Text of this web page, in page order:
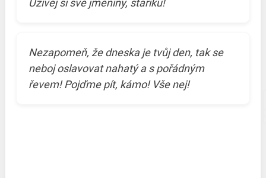
Užívej si své jmeniny, staříku!
Nezapomeň, že dneska je tvůj den, tak se
neboj oslavovat nahatý a s pořádným
řevem! Pojďme pít, kámo! Vše nej!